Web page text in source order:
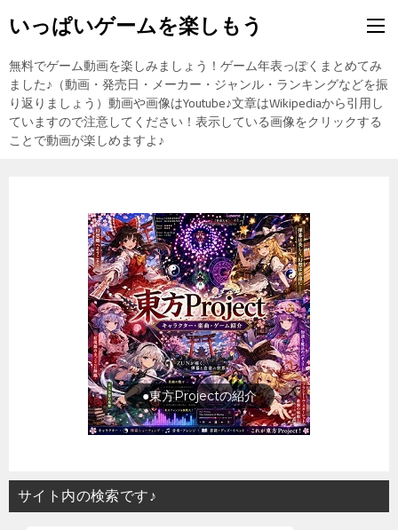
いっぱいゲームを楽しもう
無料でゲーム動画を楽しみましょう！ゲーム年表っぽくまとめてみ
ました♪（動画・発売日・メーカー・ジャンル・ランキングなどを振
り返りましょう）動画や画像はYoutube♪文章はWikipediaから引用し
ていますので注意してください！表示している画像をクリックする
ことで動画が楽しめますよ♪
旅行の前に旅行先をチェック
サイト内の検索です♪